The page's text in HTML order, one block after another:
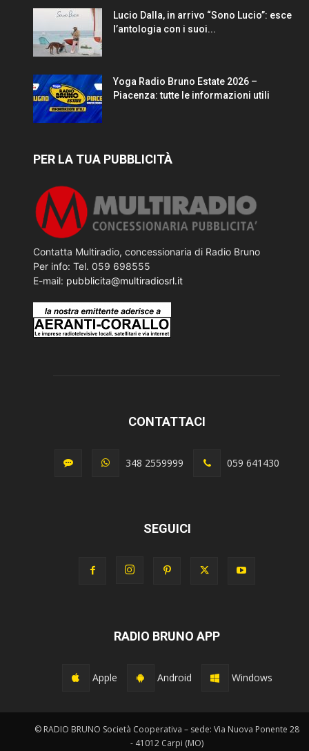
Lucio Dalla, in arrivo “Sono Lucio”: esce
l’antologia con i suoi...
Yoga Radio Bruno Estate 2026 –
Piacenza: tutte le informazioni utili
PER LA TUA PUBBLICITÀ
Contatta Multiradio, concessionaria di Radio Bruno
Per info: Tel. 059 698555
E-mail: pubblicita@multiradiosrl.it
CONTATTACI
348 2559999 059 641430
SEGUICI
RADIO BRUNO APP
Apple Android Windows
© RADIO BRUNO Società Cooperativa – sede: Via Nuova Ponente 28
- 41012 Carpi (MO)